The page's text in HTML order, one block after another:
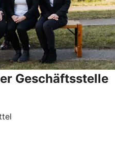
Geschäftsstelle